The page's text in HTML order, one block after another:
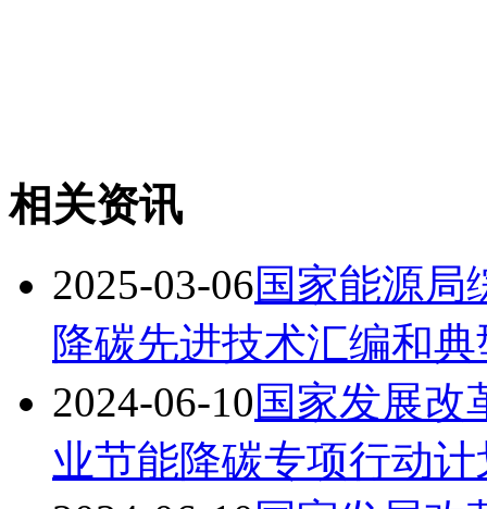
相关资讯
2025-03-06国家能源局
降碳先进技术汇编和
2024-06-10国家发展改
业节能降碳专项行动